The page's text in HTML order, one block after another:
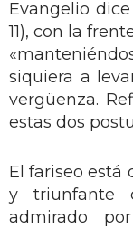
Evangelio
11), con la
siquiera a
vergüenza.
estas dos
El fariseo está
y triunfante
admirado